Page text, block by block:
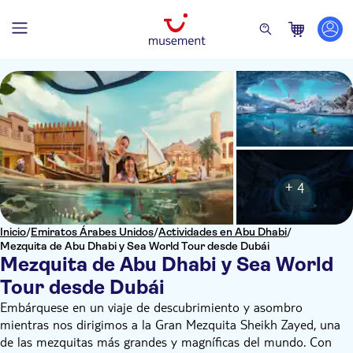
Inicio/Emiratos Árabes Unidos/Actividades en Abu Dhabi/
Mezquita de Abu Dhabi y Sea World Tour desde Dubái
Mezquita de Abu Dhabi y Sea World
Tour desde Dubái
+ 4
Embárquese en un viaje de descubrimiento y asombro
mientras nos dirigimos a la Gran Mezquita Sheikh Zayed, una
de las mezquitas más grandes y magníficas del mundo. Con